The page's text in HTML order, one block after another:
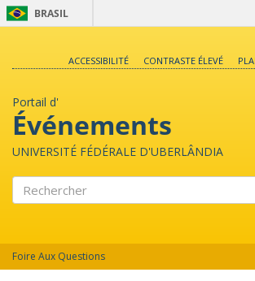
BRASIL
ACCESSIBILITÉ
CONTRASTE ÉLEVÉ
Portail d'
Événements
UNIVERSITÉ FÉDÉRALE D'UBERLÂNDIA
Foire Aux Questions